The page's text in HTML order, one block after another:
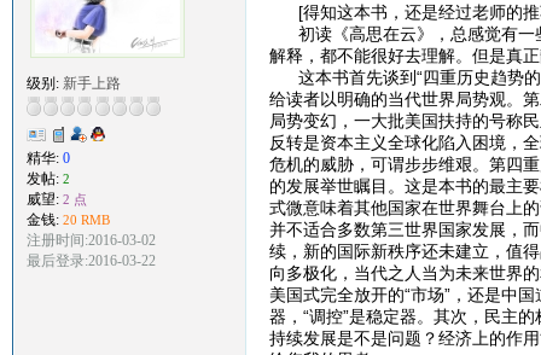
级别: 新手上路
精华: 0
发帖: 2
威望: 2 点
金钱: 20 RMB
注册时间:2016-03-02
最后登录:2016-03-22
[得知这本书，还是经过老师的推
初读《高思在云》，总感觉有一
解释，都不能很好去理解。但是真
这本书首先谈到“四重历史趋势的
给读者以明确的当代世界局势观。
局势变幻，一大批美国扶持的号称
反转是资本主义全球化陷入困境，
危机的威胁，可谓步步维艰。第四
的发展举世瞩目。这是本书的最主
式微意味着其他国家在世界舞台上
并不适合多数第三世界国家发展，
续，新的国际新秩序还未建立，值
向多极化，当代之人当为未来世界
美国式完全放开的“市场”，还是中
器，“调控”是稳定器。其次，民主
持续发展是不是问题？经济上的作